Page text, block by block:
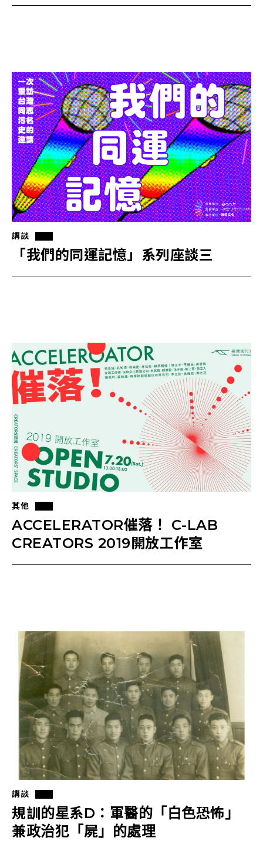
講談
「我們的同運記憶」系列座談三
其他
ACCELERATOR催落！ C-LAB
CREATORS 2019開放工作室
講談
規訓的星系D：軍醫的「白色恐怖」
兼政治犯「屍」的處理